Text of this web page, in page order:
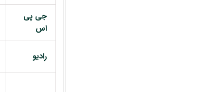
جی پی
اس
رادیو